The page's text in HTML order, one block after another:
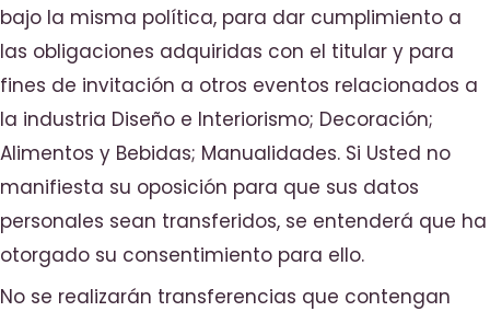
bajo la misma política, para dar cumplimiento a
las obligaciones adquiridas con el titular y para
fines de invitación a otros eventos relacionados a
la industria Diseño e Interiorismo; Decoración;
Alimentos y Bebidas; Manualidades. Si Usted no
manifiesta su oposición para que sus datos
personales sean transferidos, se entenderá que ha
otorgado su consentimiento para ello.
No se realizarán transferencias que contengan